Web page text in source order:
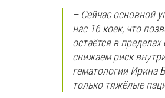
– Сейчас основной
нас 16 коек, что
остаётся в
снижаем риск
гематологии Ирина
только тяжёлые